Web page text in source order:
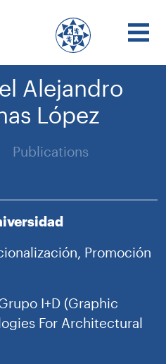
Alejandro
López
Publications
Promoción
I+D (Graphic
For Architectural